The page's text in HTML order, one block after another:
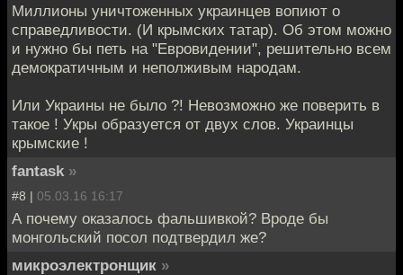
Миллионы уничтоженных украинцев вопиют о
справедливости. (И крымских татар). Об этом можно
и нужно бы петь на "Евровидении", решительно всем
демократичным и неполживым народам.
Или Украины не было ?! Невозможно же поверить в
такое ! Укры образуется от двух слов. Украинцы
крымские !
fantask »
#8 | 05.03.16 16:17
А почему оказалось фальшивкой? Вроде бы
монгольский посол подтвердил же?
микроэлектронщик »